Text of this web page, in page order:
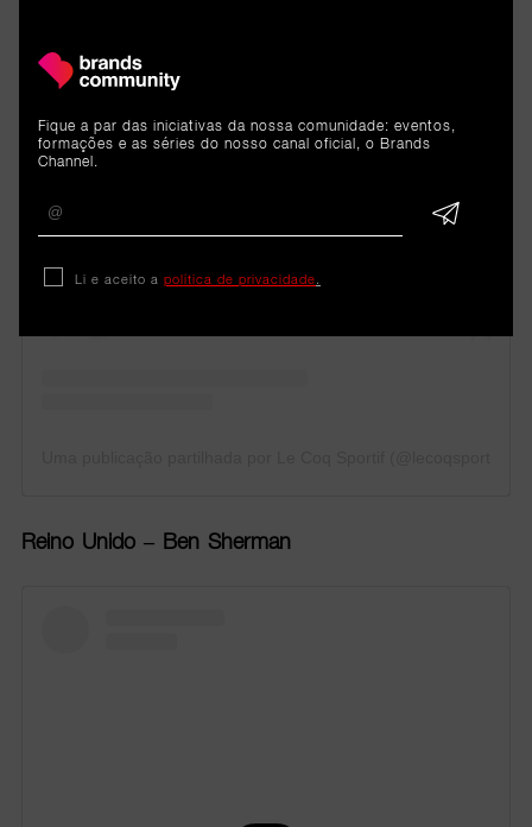
Reino Unido – Ben Sherman
Fique a par das iniciativas da nossa comunidade: eventos,
formações e as séries do nosso canal oficial, o Brands
Channel.
Li e aceito a política de privacidade.